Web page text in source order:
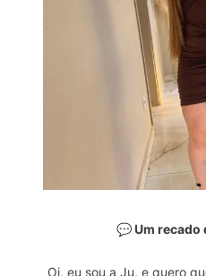
💬 Um recado
Oi, eu sou a Ju, e quero